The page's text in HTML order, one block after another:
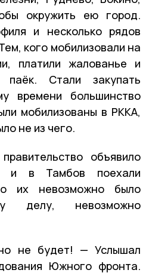
окружить ею город.
и несколько рядов
кого мобилизовали на
платили жалованье и
паёк. Стали закупать
времени большинство
мобилизованы в РККА,
не из чего.
объявило
и в Тамбов поехали
их невозможно было
делу, невозможно
не будет! — Услышал
Южного фронта.